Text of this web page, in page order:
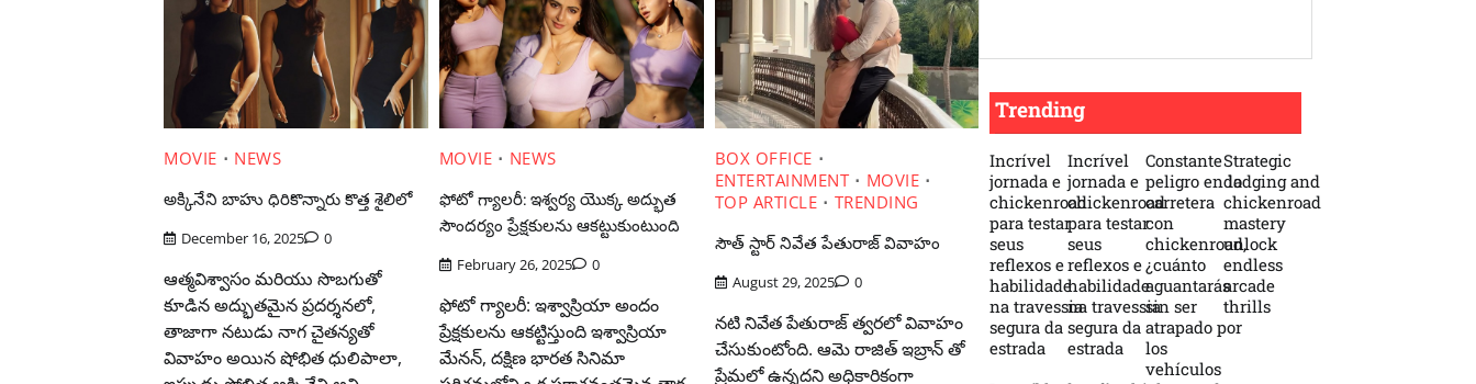
MOVIE
NEWS
అక్కినేని బాహు ధిరికొన్నారు కొత్త శైలిలో
December 16, 2025 0
ఆత్మవిశ్వాసం మరియు సొబగుతో
కూడిన అద్భుతమైన ప్రదర్శనలో,
తాజాగా నటుడు నాగ చైతన్యతో
వివాహం అయిన షోభిత ధులిపాలా,
MOVIE
NEWS
ఫోటో గ్యాలరీ: ఇశ్వర్య యొక్క అద్భుత
సౌందర్యం ప్రేక్షకులను ఆకట్టుకుంటుంది
February 26, 2025 0
ఫోటో గ్యాలరీ: ఇశ్వాస్రియా అందం
ప్రేక్షకులను ఆకట్టిస్తుంది ఇశ్వాస్రియా
మేనన్, దక్షిణ భారత సినిమా
BOX OFFICE
ENTERTAINMENT
MOVIE
TOP ARTICLE
TRENDING
సౌత్ స్టార్ నివేత పేతురాజ్ వివాహం
August 29, 2025 0
నటి నివేత పేతురాజ్ త్వరలో వివాహం
చేసుకుంటోంది. ఆమె రాజిత్ ఇబ్రాన్ తో
ప్రేమలో ఉన్నదని అధికారికంగా
Trending
Incrível
jornada e
chickenroad
para testar
seus
reflexos e
habilidade
na travessia
segura da
estrada
Incrível
jornada e
chickenroad
para testar
seus
reflexos e
habilidade
na travessia
segura da
estrada
Constante
peligro en la
carretera
con
chickenroad,
¿cuánto
aguantarás
sin ser
atrapado por
los
vehículos
Strategic
dodging and
chickenroad
mastery
unlock
endless
arcade
thrills